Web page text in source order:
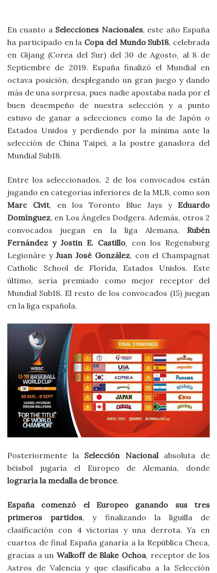
En cuanto a Selecciones Nacionales, este año España
ha participado en la Copa del Mundo Sub18, celebrada
en Gijang (Corea del Sur) del 30 de Agosto, al 8 de
Septiembre de 2019. España finalizó el Mundial en
octava posición, desplegando un gran juego y dando
más de una sorpresa, pues nadie apostaba nada por el
buen desempeño de nuestra selección y a punto
estuvo de ganar a selecciones como la de Japón o
Estados Unidos y perdiendo por la mínima ante la
selección de China Taipei, a la postre ganadora del
Mundial Sub18.
Entre los seleccionados, 2 de los convocados están
jugando en categorías inferiores de la MLB, como son
Marc Civit, en los Toronto Blue Jays y Eduardo
Domínguez, en Los Ángeles Dodgers. Además, otros 2
convocados juegan en la liga Alemana, Rubén
Fernández y Jostin E. Castillo, con los Regensburg
Legionäre yJuan José González, con el Champagnat
Catholic School de Florida, Estados Unidos. Este
último, sería premiado como mejor receptor del
Mundial Sub18. El resto de los convocados (15) juegan
en la liga española.
Posteriormente la Selección Nacionalabsoluta de
béisbol jugaría el Europeo de Alemania, donde
lograría la medalla de bronce.
España comenzó el Europeo ganando sus tres
primeros partidos, y finalizando la liguilla de
clasificación con 4 victorias y una derrota. Ya en
cuartos de final España ganaría a la República Checa,
gracias a un Walkoff de Blake Ochoa, receptor de los
Astros de Valencia y que clasificaba a la Selección